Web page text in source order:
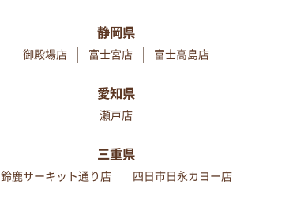
静岡県
御殿場店 富士宮店 富士高島店
愛知県
瀬戸店
三重県
鈴鹿サーキット通り店 四日市日永カヨー店